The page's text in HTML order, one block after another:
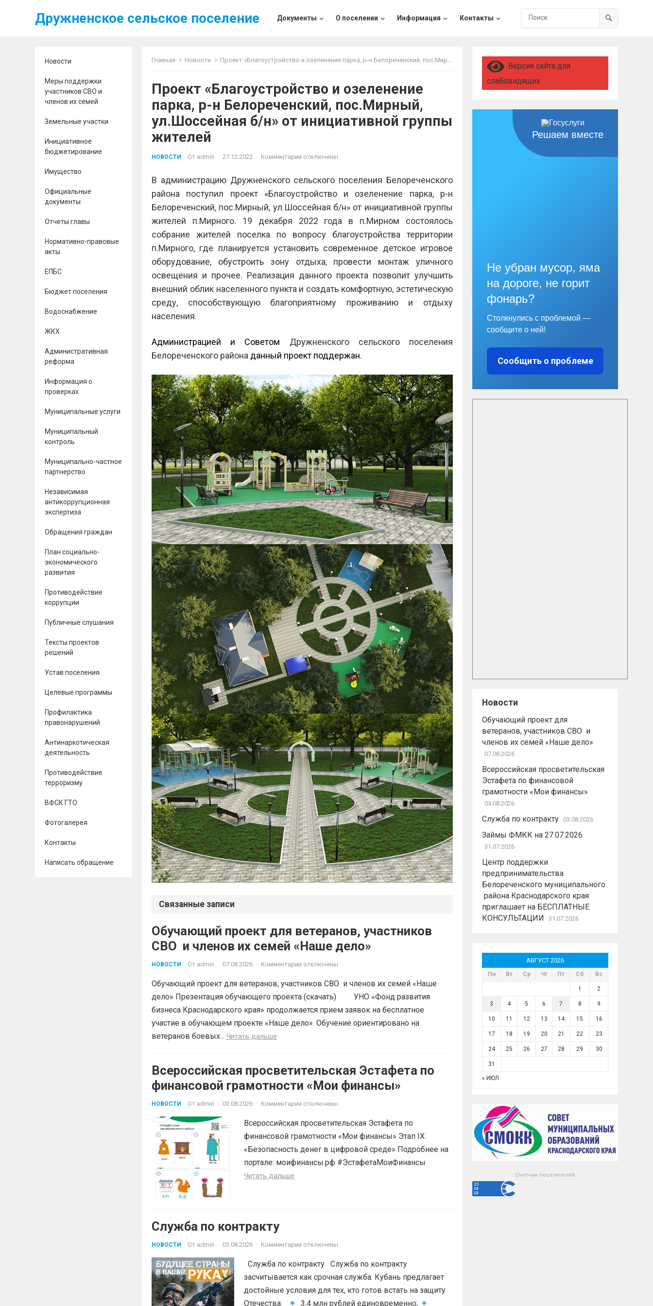
Дружненское сельское поселение Документы О поселении Информация Контакты
Новости
Меры поддержки
участников СВО и
членов их семей
Земельные участки
Инициативное
бюджетирование
Имущество
Официальные
документы
Отчеты главы
Нормативно-правовые
акты
ЕПБС
Бюджет поселения
Водоснабжение
ЖКХ
Административная
реформа
Информация о
проверках
Муниципальные услуги
Муниципальный
контроль
Муниципально-частное
партнерство
Независимая
антикоррупционная
экспертиза
Обращения граждан
План социально-
экономического
развития
Противодействие
коррупции
Публичные слушания
Тексты проектов
решений
Устав поселения
Целевые программы
Профилактика
правонарушений
Антинаркотическая
деятельность
Противодействие
терроризму
ВФСК ГТО
Фотогалерея
Контакты
Написать обращение
Главная Новости Проект «Благоустройство и озеленение парка, р-н Белореченский, пос.Мирный, ул.Шоссейная б/н» от инициативной группы жителей
Проект «Благоустройство и озеленение
парка, р-н Белореченский, пос.Мирный,
ул.Шоссейная б/н» от инициативной группы
жителей
НОВОСТИ От admin · 27.12.2022 · Комментарии отключены
В администрацию Дружненского сельского поселения Белореченского
района поступил проект «Благоустройство и озеленение парка, р-н
Белореченский, пос.Мирный, ул.Шоссейная б/н» от инициативной группы
жителей п.Мирного. 19 декабря 2022 года в п.Мирном состоялось
собрание жителей поселка по вопросу благоустройства территории
п.Мирного, где планируется установить современное детское игровое
оборудование, обустроить зону отдыха, провести монтаж уличного
освещения и прочее. Реализация данного проекта позволит улучшить
внешний облик населенного пункта и создать комфортную, эстетическую
среду, способствующую благоприятному проживанию и отдыху
населения.
Администрацией и Советом Дружненского сельского поселения
Белореченского района данный проект поддержан.
Связанные записи
Обучающий проект для ветеранов, участников
СВО и членов их семей «Наше дело»
НОВОСТИ От admin · 07.08.2026 · Комментарии отключены
Обучающий проект для ветеранов, участников СВО и членов их семей «Наше
дело» Презентация обучающего проекта (скачать) УНО «Фонд развития
бизнеса Краснодарского края» продолжается прием заявок на бесплатное
участие в обучающем проекте «Наше дело». Обучение ориентировано на
ветеранов боевых... Читать дальше
Всероссийская просветительская Эстафета по
финансовой грамотности «Мои финансы»
НОВОСТИ От admin · 03.08.2026 · Комментарии отключены
Всероссийская просветительская Эстафета по
финансовой грамотности «Мои финансы» Этап IX:
«Безопасность денег в цифровой среде» Подробнее на
портале: моифинансы.рф #ЭстафетаМоиФинансы
Читать дальше
Служба по контракту
НОВОСТИ От admin · 03.08.2026 · Комментарии отключены
Служба по контракту Служба по контракту
засчитывается как срочная служба. Кубань предлагает
достойные условия для тех, кто готов встать на защиту
Отечества:
3,4 млн рублей единовременно;
Версия сайта для
слабовидящих
Решаем вместе
Не убран мусор, яма
на дороге, не горит
фонарь?
Столкнулись с проблемой —
сообщите о ней!
Сообщить о проблеме
Новости
Обучающий проект для
ветеранов, участников СВО и
членов их семей «Наше дело»
07.08.2026
Всероссийская просветительская
Эстафета по финансовой
грамотности «Мои финансы»
03.08.2026
Служба по контракту 03.08.2026
Займы ФМКК на 27.07.2026
31.07.2026
Центр поддержки
предпринимательства
Белореченского муниципального
района Краснодарского края
приглашает на БЕСПЛАТНЫЕ
КОНСУЛЬТАЦИИ
31.07.2026
АВГУСТ 2026
Пн Вт Ср Чт Пт Сб Вс
1 2
3 4 5 6 7 8 9
10 11 12 13 14 15 16
17 18 19 20 21 22 23
24 25 26 27 28 29 30
31
« ИЮЛ
Счетчик посетителей